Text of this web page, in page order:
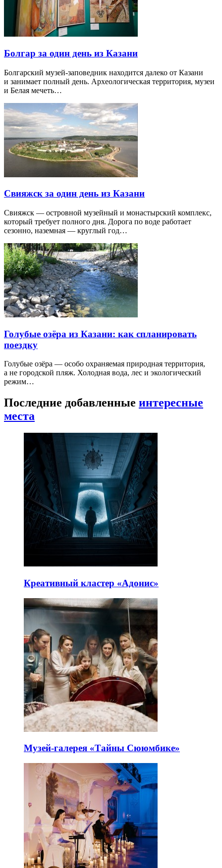
Болгар за один день из Казани
Болгарский музей-заповедник находится далеко от Казани
и занимает полный день. Археологическая территория, музеи
и Белая мечеть…
Свияжск за один день из Казани
Свияжск — островной музейный и монастырский комплекс,
который требует полного дня. Дорога по воде работает
сезонно, наземная — круглый год…
Голубые озёра из Казани: как спланировать
поездку
Голубые озёра — особо охраняемая природная территория,
а не городской пляж. Холодная вода, лес и экологический
режим…
Последние добавленные интересные
места
Креативный кластер «Адонис»
Музей-галерея «Тайны Сююмбике»